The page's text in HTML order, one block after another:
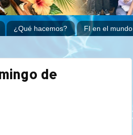
¿Qué hacemos? FI en el mundo
de